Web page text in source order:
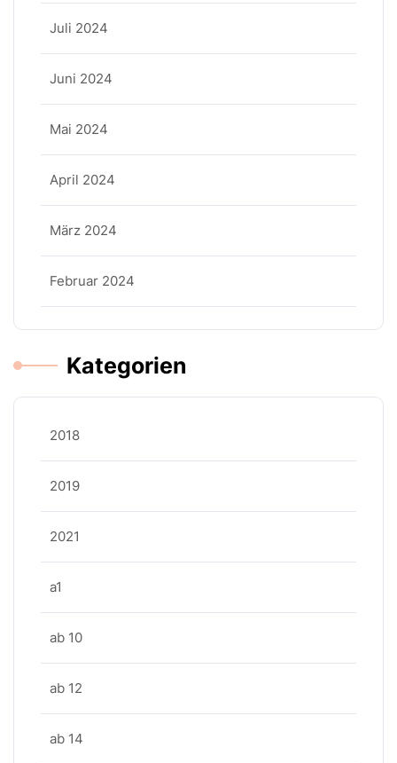
Juli 2024
Juni 2024
Mai 2024
April 2024
März 2024
Februar 2024
Kategorien
2018
2019
2021
a1
ab 10
ab 12
ab 14